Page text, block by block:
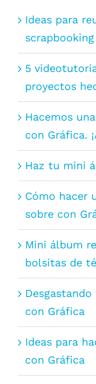
Ideas para
5
proyectos
Hacemos
con Gráfica.
Haz tu mini
Cómo hacer
sobre con
Mini álbum
bolsitas de
con Gráfica
Ideas para
con Gráfica